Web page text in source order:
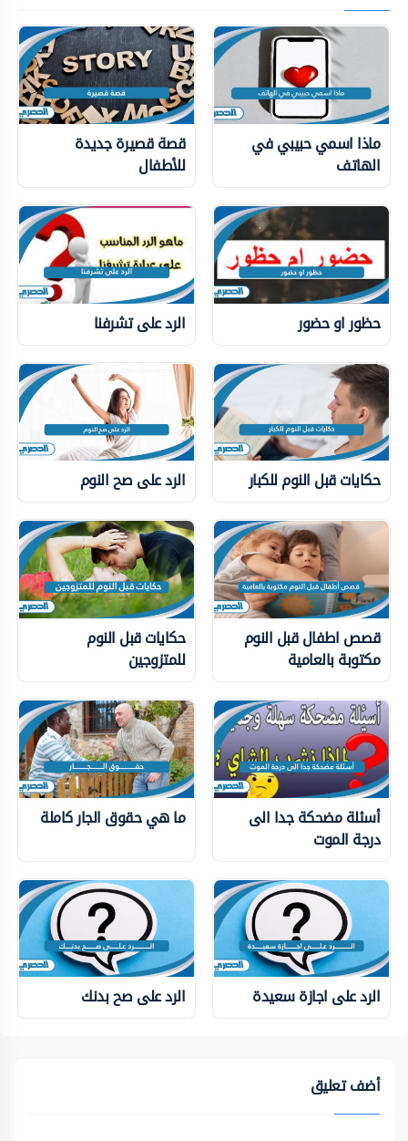
ماذا اسمي حبيبي في
الهاتف
قصة قصيرة جديدة
للأطفال
حظور او حضور الرد على تشرفنا
حكايات قبل النوم للكبار الرد على صح النوم
قصص اطفال قبل النوم
مكتوبة بالعامية
حكايات قبل النوم
للمتزوجين
أسئلة مضحكة جدا الى
درجة الموت
ما هي حقوق الجار كاملة
الرد على اجازة سعيدة الرد على صح بدنك
أضف تعليق